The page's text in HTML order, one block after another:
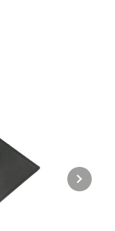
Next